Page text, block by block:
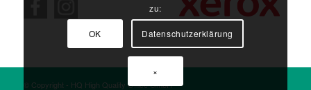
© Copyright - HQ High Quality Office GmbH
zu:
OK Datenschutzerklärung
×